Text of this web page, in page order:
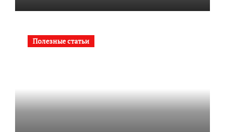
Полезные статьи